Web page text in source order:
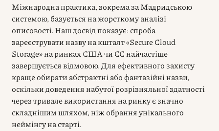
Міжнародна практика, зокрема за Мадридською
системою, базується на жорсткому аналізі
описовості. Наш досвід показує: спроба
зареєструвати назву на кшталт «Secure Cloud
Storage» на ринках США чи ЄС найчастіше
завершується відмовою. Для ефективного захисту
краще обирати абстрактні або фантазійні назви,
оскільки доведення набутої розрізняльної здатності
через тривале використання на ринку є значно
складнішим шляхом, ніж обрання унікального
неймінгу на старті.